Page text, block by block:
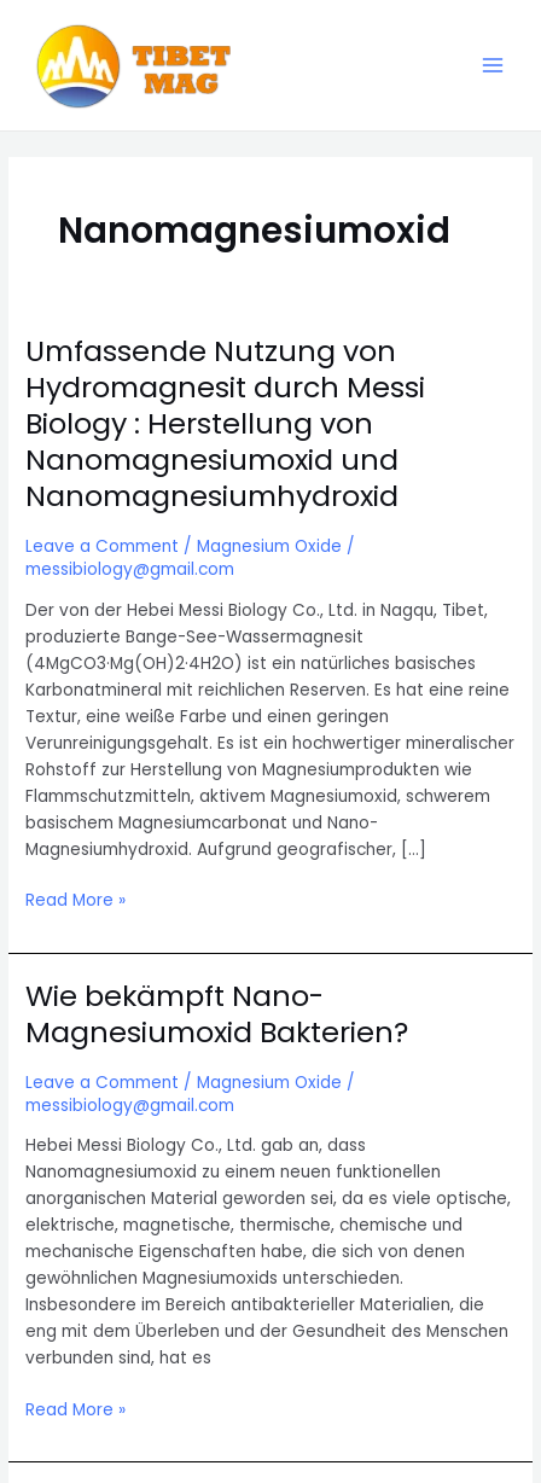
content
Nanomagnesiumoxid
Umfassende Nutzung von
Hydromagnesit durch Messi
Biology : Herstellung von
Nanomagnesiumoxid und
Nanomagnesiumhydroxid
Leave a Comment /Magnesium Oxide /
messibiology@gmail.com
Der von der Hebei Messi Biology Co., Ltd. in Nagqu, Tibet,
produzierte Bange-See-Wassermagnesit
(4MgCO3·Mg(OH)2·4H2O) ist ein natürliches basisches
Karbonatmineral mit reichlichen Reserven. Es hat eine reine
Textur, eine weiße Farbe und einen geringen
Verunreinigungsgehalt. Es ist ein hochwertiger mineralischer
Rohstoff zur Herstellung von Magnesiumprodukten wie
Flammschutzmitteln, aktivem Magnesiumoxid, schwerem
basischem Magnesiumcarbonat und Nano-
Magnesiumhydroxid. Aufgrund geografischer, […]
Umfassende
von
durch
Messi
:
Herstellung
von
Nanomagnesiumoxid
und
Nanomagnesiumhydroxid
Read More »
Wie bekämpft Nano-
Magnesiumoxid Bakterien?
Leave a Comment /Magnesium Oxide /
messibiology@gmail.com
Hebei Messi Biology Co., Ltd. gab an, dass
Nanomagnesiumoxid zu einem neuen funktionellen
anorganischen Material geworden sei, da es viele optische,
elektrische, magnetische, thermische, chemische und
mechanische Eigenschaften habe, die sich von denen
gewöhnlichen Magnesiumoxids unterschieden.
Insbesondere im Bereich antibakterieller Materialien, die
eng mit dem Überleben und der Gesundheit des Menschen
verbunden sind, hat es
Wie
Nano-
Read More »